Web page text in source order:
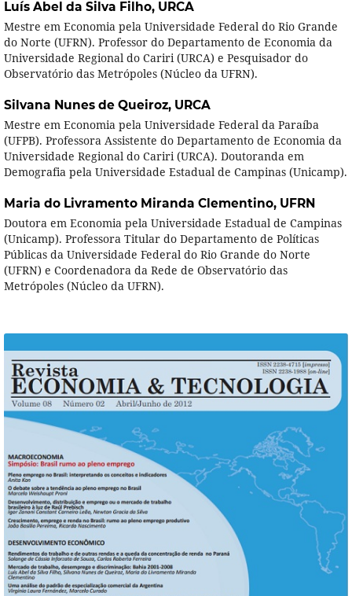
Luís Abel da Silva Filho, URCA
Mestre em Economia pela Universidade Federal do Rio Grande
do Norte (UFRN). Professor do Departamento de Economia da
Universidade Regional do Cariri (URCA) e Pesquisador do
Observatório das Metrópoles (Núcleo da UFRN).
Silvana Nunes de Queiroz, URCA
Mestre em Economia pela Universidade Federal da Paraíba
(UFPB). Professora Assistente do Departamento de Economia da
Universidade Regional do Cariri (URCA). Doutoranda em
Demografia pela Universidade Estadual de Campinas (Unicamp).
Maria do Livramento Miranda Clementino, UFRN
Doutora em Economia pela Universidade Estadual de Campinas
(Unicamp). Professora Titular do Departamento de Políticas
Públicas da Universidade Federal do Rio Grande do Norte
(UFRN) e Coordenadora da Rede de Observatório das
Metrópoles (Núcleo da UFRN).